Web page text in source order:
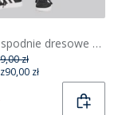
adidas 6.0 spodnie dresowe dla niego kolor Olive Strata/Czarny
zł
90,00 zł